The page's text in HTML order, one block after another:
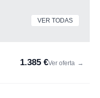
VER TODAS
1.385 €Ver oferta →